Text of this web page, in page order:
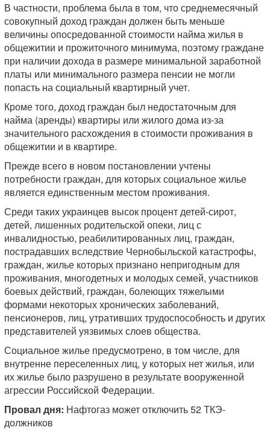
В частности, проблема была в том, что среднемесячный
совокупный доход граждан должен быть меньше
величины опосредованной стоимости найма жилья в
общежитии и прожиточного минимума, поэтому граждане
при наличии дохода в размере минимальной заработной
платы или минимального размера пенсии не могли
попасть на социальный квартирный учет.
Кроме того, доход граждан был недостаточным для
найма (аренды) квартиры или жилого дома из-за
значительного расхождения в стоимости проживания в
общежитии и в квартире.
Прежде всего в новом постановлении учтены
потребности граждан, для которых социальное жилье
является единственным местом проживания.
Среди таких украинцев высок процент детей-сирот,
детей, лишенных родительской опеки, лиц с
инвалидностью, реабилитированных лиц, граждан,
пострадавших вследствие Чернобыльской катастрофы,
граждан, жилье которых признано непригодным для
проживания, многодетных и молодых семей, участников
боевых действий, граждан, болеющих тяжелыми
формами некоторых хронических заболеваний,
пенсионеров, лиц, утративших трудоспособность и других
представителей уязвимых слоев общества.
Социальное жилье предусмотрено, в том числе, для
внутренне переселенных лиц, у которых нет жилья, или
их жилье было разрушено в результате вооруженной
агрессии Российской Федерации.
Провал дня: Нафтогаз может отключить 52 ТКЭ-
должников